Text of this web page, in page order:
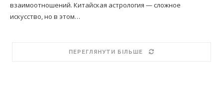
взаимоотношений. Китайская астрология — сложное
искусство, но в этом…
ПЕРЕГЛЯНУТИ БІЛЬШЕ